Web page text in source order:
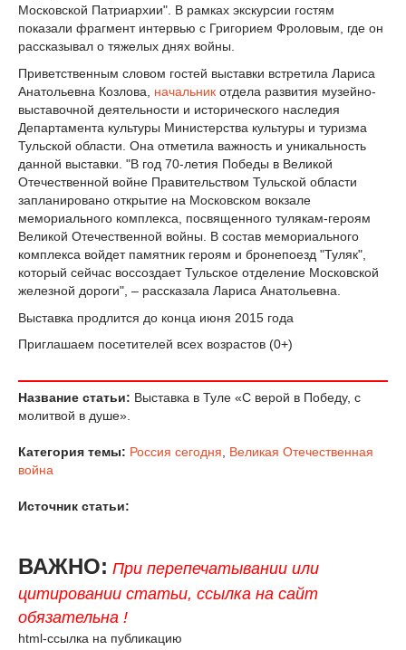
Московской Патриархии". В рамках экскурсии гостям
показали фрагмент интервью с Григорием Фроловым, где он
рассказывал о тяжелых днях войны.
Приветственным словом гостей выставки встретила Лариса
Анатольевна Козлова, начальник отдела развития музейно-
выставочной деятельности и исторического наследия
Департамента культуры Министерства культуры и туризма
Тульской области. Она отметила важность и уникальность
данной выставки. "В год 70-летия Победы в Великой
Отечественной войне Правительством Тульской области
запланировано открытие на Московском вокзале
мемориального комплекса, посвященного тулякам-героям
Великой Отечественной войны. В состав мемориального
комплекса войдет памятник героям и бронепоезд "Туляк",
который сейчас воссоздает Тульское отделение Московской
железной дороги", – рассказала Лариса Анатольевна.
Выставка продлится до конца июня 2015 года
Приглашаем посетителей всех возрастов (0+)
Название статьи: Выставка в Туле «С верой в Победу, с
молитвой в душе».
Категория темы: Россия сегодня
Великая Отечественная
война
Источник статьи:
ВАЖНО: При перепечатывании или
цитировании статьи, ссылка на сайт
обязательна !
html-ссылка на публикацию